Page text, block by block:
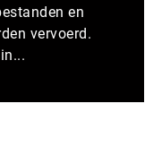
en
vervoerd.